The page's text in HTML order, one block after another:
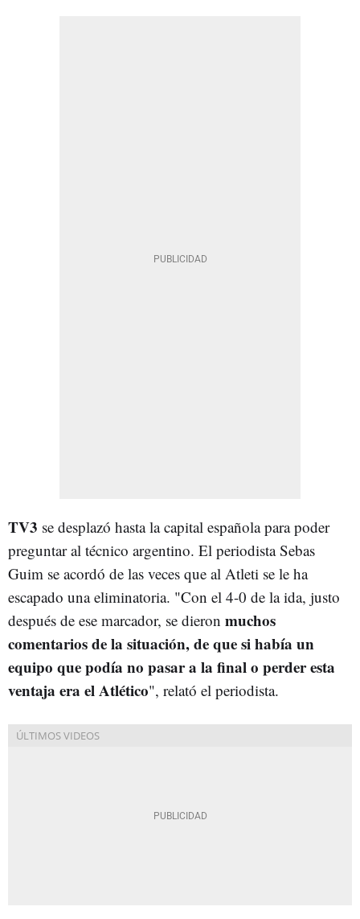
TV3 se desplazó hasta la capital española para poder
preguntar al técnico argentino. El periodista Sebas
Guim se acordó de las veces que al Atleti se le ha
escapado una eliminatoria. "Con el 4-0 de la ida, justo
después de ese marcador, se dieron muchos
comentarios de la situación, de que si había un
equipo que podía no pasar a la final o perder esta
ventaja era el Atlético", relató el periodista.